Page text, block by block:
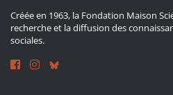
Créée en 1963, la Fondation Maison
recherche et la diffusion des
sociales.